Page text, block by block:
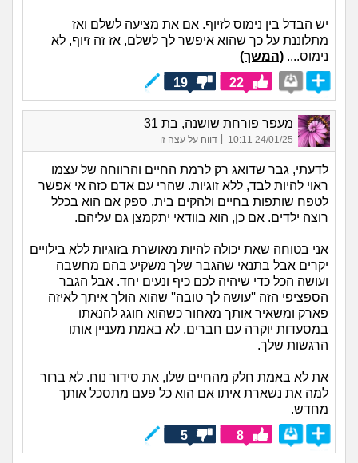
יש הבדל בין נימוס לזיוף. אם את מציעה לשלם ואז
מתלוננת על כך שהוא איפשר לך לשלם, אז זה זיוף, לא
נימוס.... (המשך)
22
19
מעפר פורחת שושנה, בת 31
24/01/25 10:11 דווח על עצה זו
לדעתי, גבר שדואג רק לרמת החיים והרווחה של עצמו
ראוי להיות לבד, ללא זוגיות. שהרי עם אדם כזה אי אפשר
לטפח שותפות בחיים ולהקים בית. ספק אם הוא בכלל
רוצה ילדים. אם כן, הוא בוודאי יתקמצן גם עליהם.
אני בטוחה שאת יכולה להיות מאושרת בזוגיות ללא בילויים
יקרים אבל בתנאי שהגבר שלך משקיע בהם מחשבה
ועושה הכל כדי שיהיה לכם כיף ונעים יחד. אבל הגבר
הספציפי הזה ''עושה לך טובה'' שהוא הולך איתך לאיזה
פארק ומשאיר אותך מאחור כשהוא חוגג להנאתו
במסעדות יוקרה עם חברים. לא באמת מעניין אותו
הרגשות שלך.
את לא באמת חלק מהחיים שלו, את סידור נוח. לא ברור
למה את נשארת איתו אם הוא כל פעם מתסכל אותך
מחדש.
8
5